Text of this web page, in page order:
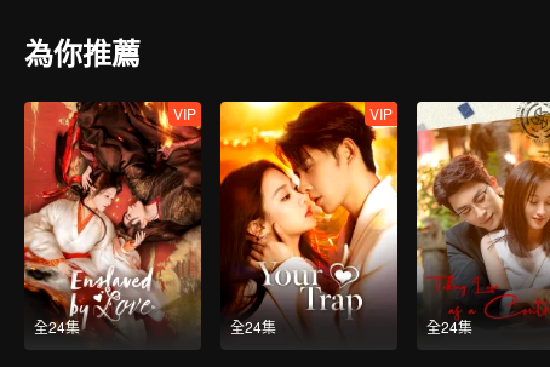
為你推薦
全24集
VIP
全24集
VIP
全24集